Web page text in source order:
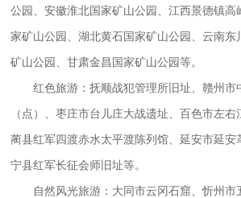
公园、安徽淮北国家矿山公园、江西景德镇
家矿山公园、湖北黄石国家矿山公园、云南
矿山公园、甘肃金昌国家矿山公园等。
红色旅游：抚顺战犯管理所旧址、赣州市
（点）、枣庄市台儿庄大战遗址、百色市左
蔺县红军四渡赤水太平渡陈列馆、延安市延
宁县红军长征会师旧址等。
自然风光旅游：大同市云冈石窟、忻州市